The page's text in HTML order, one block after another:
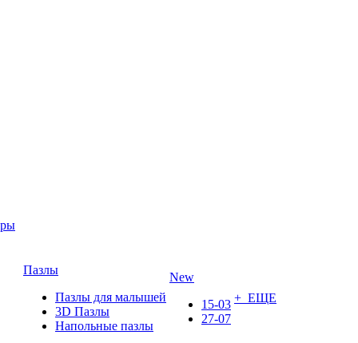
Пазлы
Пазлы для малышей
3D Пазлы
Напольные пазлы
New
15-03
27-07
+ ЕЩЕ